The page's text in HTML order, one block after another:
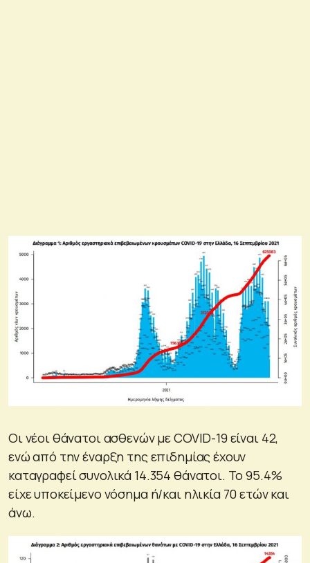
Οι νέοι θάνατοι ασθενών με COVID-19 είναι 42,
ενώ από την έναρξη της επιδημίας έχουν
καταγραφεί συνολικά 14.354 θάνατοι. Το 95.4%
είχε υποκείμενο νόσημα ή/και ηλικία 70 ετών και
άνω.